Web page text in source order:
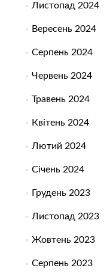
Листопад 2024
Вересень 2024
Серпень 2024
Червень 2024
Травень 2024
Квітень 2024
Лютий 2024
Січень 2024
Грудень 2023
Листопад 2023
Жовтень 2023
Серпень 2023